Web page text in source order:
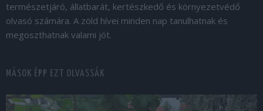
természetjáró, állatbarát, kertészkedő és környezetvédő
olvasó számára. A zöld hívei minden nap tanulhatnak és
megoszthatnak valami jót.
MÁSOK ÉPP EZT OLVASSÁK